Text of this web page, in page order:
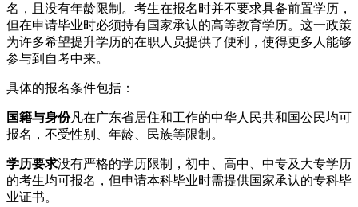
名，且没有年龄限制。考生在报名时并不要求具备前置学历，
但在申请毕业时必须持有国家承认的高等教育学历。这一政策
为许多希望提升学历的在职人员提供了便利，使得更多人能够
参与到自考中来。
具体的报名条件包括：
国籍与身份凡在广东省居住和工作的中华人民共和国公民均可
报名，不受性别、年龄、民族等限制。
学历要求没有严格的学历限制，初中、高中、中专及大专学历
的考生均可报名，但申请本科毕业时需提供国家承认的专科毕
业证书。